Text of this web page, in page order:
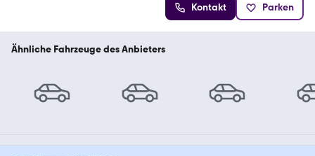
Kontakt Parken
Ähnliche Fahrzeuge des Anbieters